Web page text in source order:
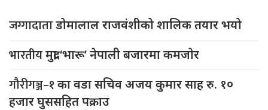
जग्गादाताडोमालाल राजवंशीको शालिक तयार भयो
भारतीयमुद्रा ‘भारू’ नेपाली बजारमा कमजाेर
गौरीगञ्ज–१का वडा सचिव अजय कुमार साह रु. १०
हजार घुससहित पक्राउ